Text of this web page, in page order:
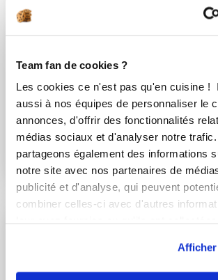
Team fan de cookies ?
Les cookies ce n'est pas qu'en cuisine !
aussi à nos équipes de personnaliser le
annonces, d'offrir des fonctionnalités
médias sociaux et d'analyser notre
partageons également des informations
notre site avec nos partenaires de
publicité et d'analyse, qui peuvent
combiner celles-ci avec d'autres
Conseillère Guy Demarle
Pâté Berrichon
1h 0